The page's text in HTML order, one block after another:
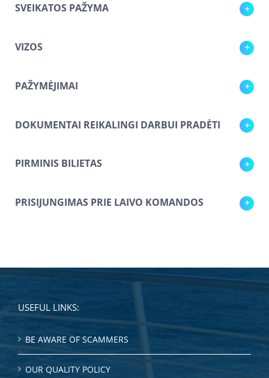
SVEIKATOS PAŽYMA
VIZOS
PAŽYMĖJIMAI
DOKUMENTAI REIKALINGI DARBUI PRADĖTI
PIRMINIS BILIETAS
PRISIJUNGIMAS PRIE LAIVO KOMANDOS
USEFUL LINKS:
BE AWARE OF SCAMMERS
OUR QUALITY POLICY